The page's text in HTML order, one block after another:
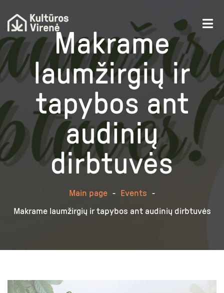
Makrame
laumžirgių ir
tapybos ant
audinių
dirbtuvės
Main page - Events
-
Makrame laumžirgių ir tapybos ant audinių dirbtuvės